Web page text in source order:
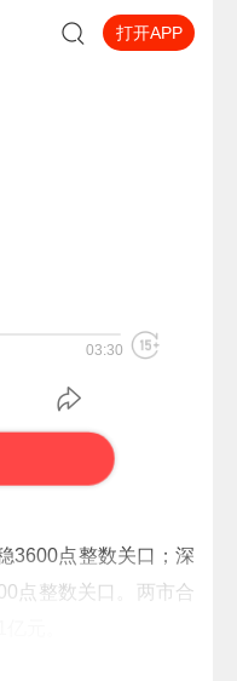
打开APP
03:30
3600点整数关口；深
点整数关口。两市合